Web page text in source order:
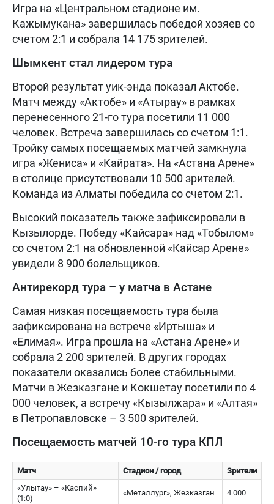
Игра на «Центральном стадионе им.
Кажымукана» завершилась победой хозяев со
счетом 2:1 и собрала 14 175 зрителей.
Шымкент стал лидером тура
Второй результат уик-энда показал Актобе.
Матч между «Актобе» и «Атырау» в рамках
перенесенного 21-го тура посетили 11 000
человек. Встреча завершилась со счетом 1:1.
Тройку самых посещаемых матчей замкнула
игра «Жениса» и «Кайрата». На «Астана Арене»
в столице присутствовали 10 500 зрителей.
Команда из Алматы победила со счетом 2:1.
Высокий показатель также зафиксировали в
Кызылорде. Победу «Кайсара» над «Тобылом»
со счетом 2:1 на обновленной «Кайсар Арене»
увидели 8 900 болельщиков.
Антирекорд тура – у матча в Астане
Самая низкая посещаемость тура была
зафиксирована на встрече «Иртыша» и
«Елимая». Игра прошла на «Астана Арене» и
собрала 2 200 зрителей. В других городах
показатели оказались более стабильными.
Матчи в Жезказгане и Кокшетау посетили по 4
000 человек, а встречу «Кызылжара» и «Алтая»
в Петропавловске – 3 500 зрителей.
Посещаемость матчей 10-го тура КПЛ
Матч Стадион / город
Зрители
«Улытау» – «Каспий»
(1:0)
«Металлург», Жезказган 4 000